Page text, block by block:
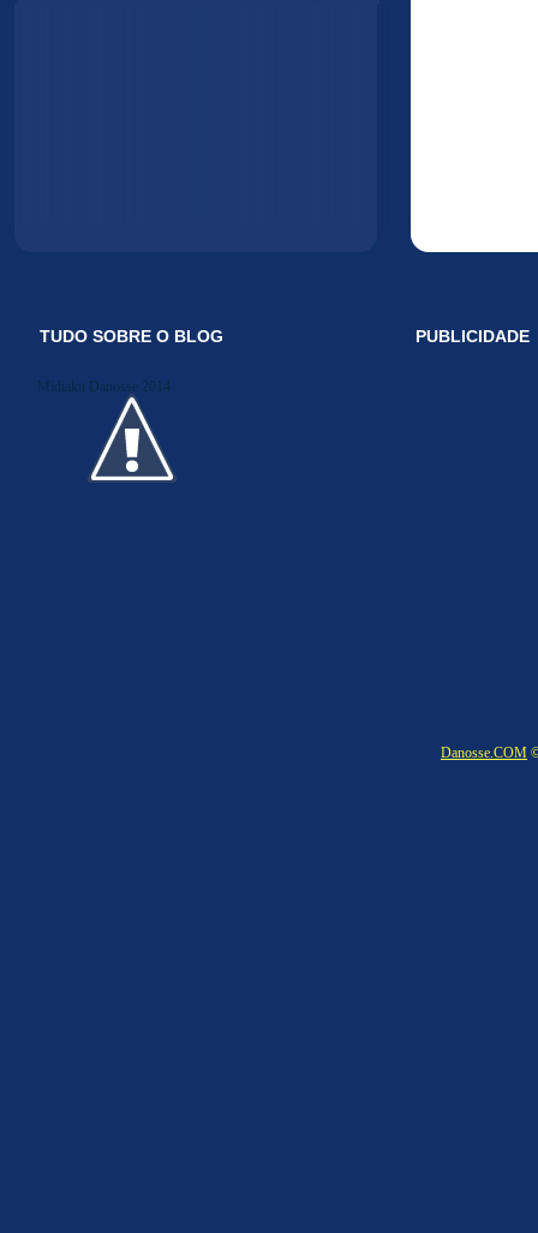
TUDO SOBRE O BLOG
Midiakit Danosse 2014
PUBLICIDADE
Danosse.COM